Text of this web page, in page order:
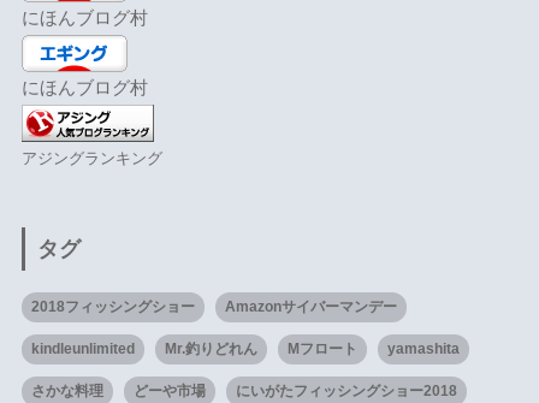
にほんブログ村
にほんブログ村
アジングランキング
タグ
2018フィッシングショー Amazonサイバーマンデー
kindleunlimited Mr.釣りどれん Mフロート yamashita
さかな料理 どーや市場 にいがたフィッシングショー2018